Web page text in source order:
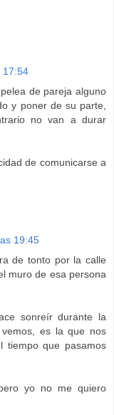
17:54
de pareja alguno
y poner de su parte,
no van a durar
de comunicarse a
19:45
de tonto por la calle
muro de esa persona
sonreír durante la
es la que nos
tiempo que pasamos
yo no me quiero